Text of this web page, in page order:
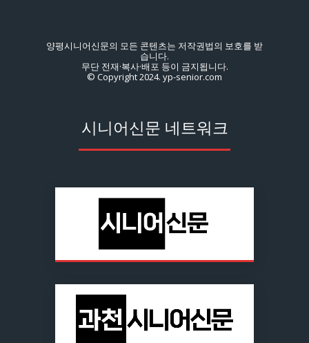
양평시니어신문의 모든 콘텐츠는 저작권법의 보호를 받
습니다.
무단 전재·복사·배포 등이 금지됩니다.
© Copyright 2024. yp-senior.com
시니어신문 네트워크